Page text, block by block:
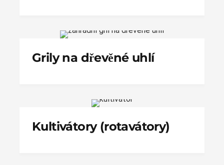
Grily na dřevěné uhlí
Kultivátory (rotavátory)